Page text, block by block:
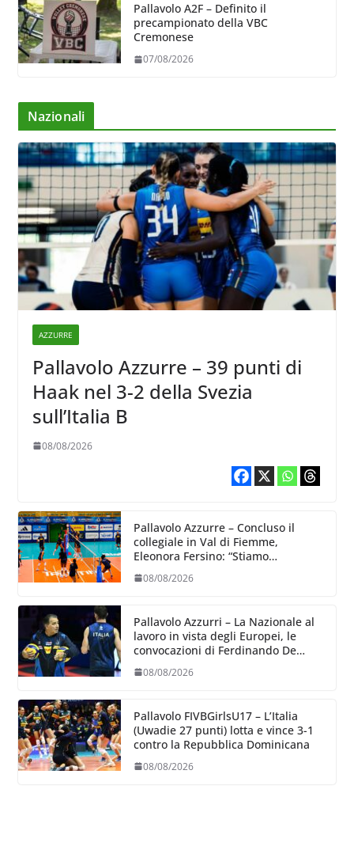
Pallavolo A2F – Definito il
precampionato della VBC
Cremonese
07/08/2026
Nazionali
AZZURRE
Pallavolo Azzurre – 39 punti di
Haak nel 3-2 della Svezia
sull’Italia B
08/08/2026
Pallavolo Azzurre – Concluso il
collegiale in Val di Fiemme,
Eleonora Fersino: “Stiamo
dove poter migliorare”.
08/08/2026
Pallavolo Azzurri – La Nazionale al
lavoro in vista degli Europei, le
convocazioni di Ferdinando De
08/08/2026
Pallavolo FIVBGirlsU17 – L’Italia
(Uwadie 27 punti) lotta e vince 3-1
contro la Repubblica Dominicana
08/08/2026